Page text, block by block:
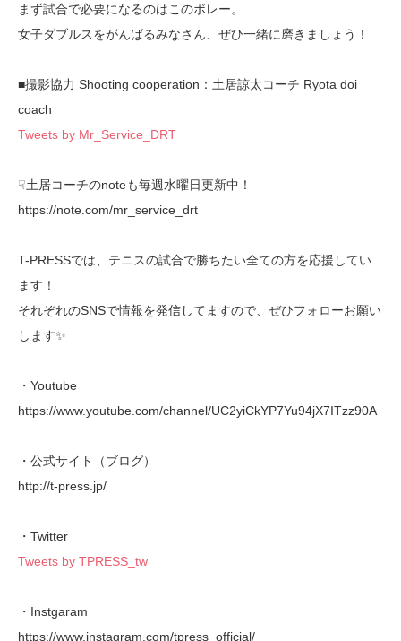
まず試合で必要になるのはこのボレー。
女子ダブルスをがんばるみなさん、ぜひ一緒に磨きましょう！
■撮影協力 Shooting cooperation：土居諒太コーチ Ryota doi
coach
Tweets by Mr_Service_DRT
☟土居コーチのnoteも毎週水曜日更新中！
https://note.com/mr_service_drt
T-PRESSでは、テニスの試合で勝ちたい全ての方を応援してい
ます！
それぞれのSNSで情報を発信してますので、ぜひフォローお願い
します✨
・Youtube
https://www.youtube.com/channel/UC2yiCkYP7Yu94jX7ITzz90A
・公式サイト（ブログ）
http://t-press.jp/
・Twitter
Tweets by TPRESS_tw
・Instgaram
https://www.instagram.com/tpress_official/